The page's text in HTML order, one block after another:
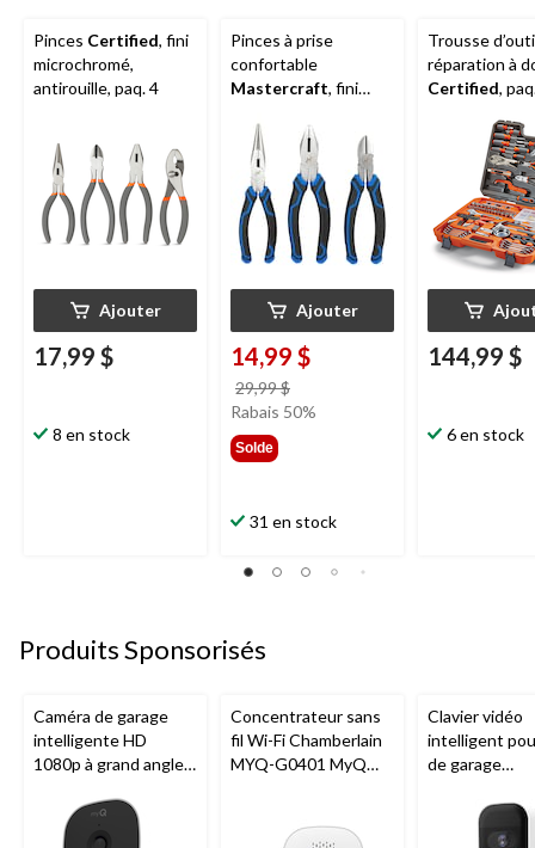
Pinces Certified, fini
microchromé,
antirouille, paq. 4
Ajouter
17,99 $
8 en stock
Pinces à prise
confortable
Mastercraft, fini
paq. 3
Ajouter
14,99 $
29,99 $
était
Rabais 50%
Solde
31 en stock
Trousse
réparation à
Certified,
144,99 $
6 en stock
Produits Sponsorisés
Caméra de garage
intelligente HD
1080p à grand angle
nocturne, résistante
aux intempéries
Concentrateur sans
fil Wi-Fi Chamberlain
MYQ-G0401 MyQ
Clavier vidéo
intelligent
de garage
nocturne,
aux